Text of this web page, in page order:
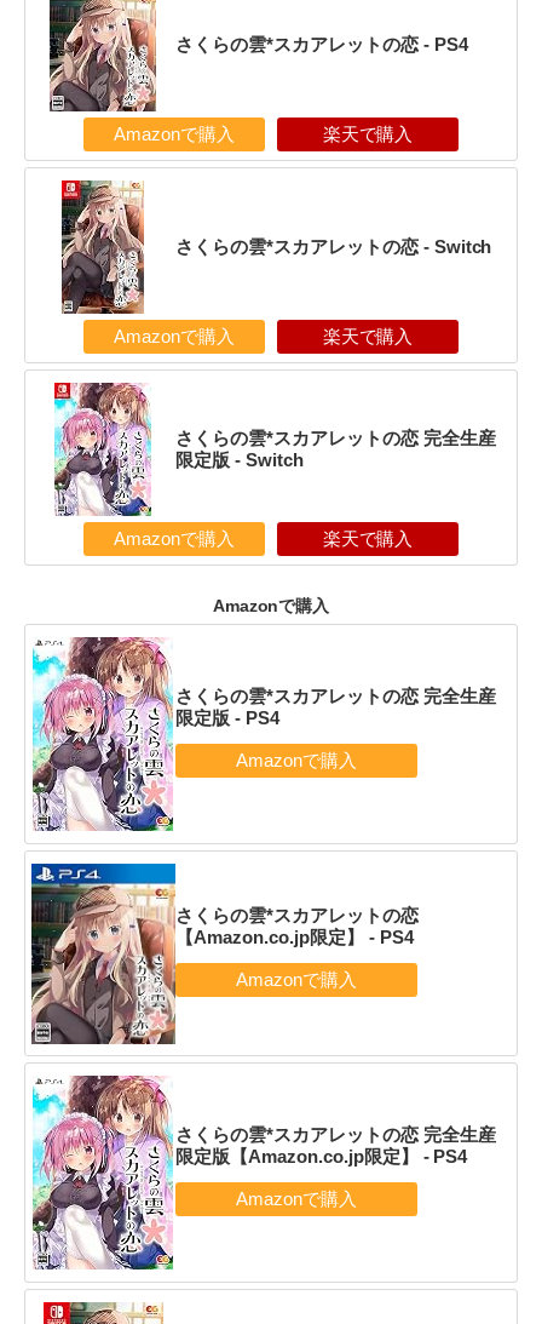
さくらの雲*スカアレットの恋 - PS4
Amazonで購入 楽天で購入
さくらの雲*スカアレットの恋 - Switch
Amazonで購入 楽天で購入
さくらの雲*スカアレットの恋 完全生産
限定版 - Switch
Amazonで購入 楽天で購入
Amazonで購入
さくらの雲*スカアレットの恋 完全生産
限定版 - PS4
さくらの雲*スカアレットの恋
【Amazon.co.jp限定】 - PS4
さくらの雲*スカアレットの恋 完全生産
限定版【Amazon.co.jp限定】 - PS4